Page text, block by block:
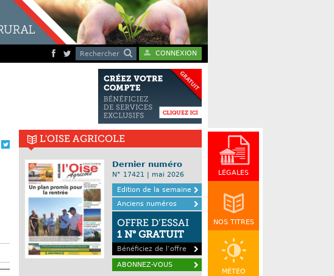
Rechercher CONNEXION
LÉGALES
NOS TITRES
MÉTÉO
Facebook
Twitter
L'OISE AGRICOLE
Dernier numéro
N° 17421 | mai 2026
Edition de la semaine
Anciens numéros
OFFRE D’ESSAI
1 N° GRATUIT
Bénéficiez de l’offre
ABONNEZ-VOUS